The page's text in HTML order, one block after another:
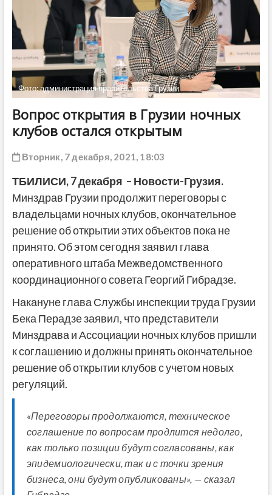
Фото: администрация правительства Грузии
Вопрос открытия в Грузии ночных
клубов остался открытым
Вторник, 7 декабря, 2021, 18:03
ТБИЛИСИ,7 декабря – Новости-Грузия.
Минздрав Грузии продолжит переговоры с
владельцами ночных клубов, окончательное
решение об открытии этих объектов пока не
принято. Об этом сегодня заявил глава
оперативного штаба Межведомственного
координационного совета Георгий Гибрадзе.
Накануне глава Службы инспекции труда Грузии
Бека Перадзе заявил, что представители
Минздрава и Ассоциации ночных клубов пришли
к соглашению и должны принять окончательное
решение об открытии клубов с учетом новых
регуляций.
«Переговоры продолжаются, техническое
соглашение по вопросам продлится недолго,
как только позиции будут согласованы, как
эпидемиологически, так и с точки зрения
бизнеса, они будут опубликованы», — сказал